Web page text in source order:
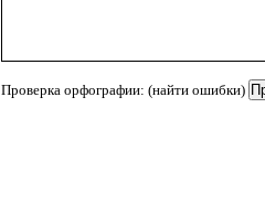
Проверка орфографии: (найти ошибки)